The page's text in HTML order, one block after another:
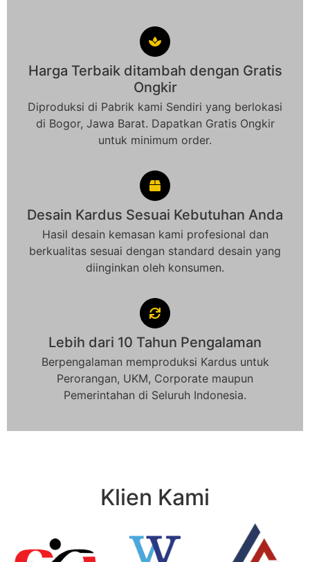
Harga Terbaik ditambah dengan Gratis
Ongkir
Diproduksi di Pabrik kami Sendiri yang berlokasi
di Bogor, Jawa Barat. Dapatkan Gratis Ongkir
untuk minimum order.
Desain Kardus Sesuai Kebutuhan Anda
Hasil desain kemasan kami profesional dan
berkualitas sesuai dengan standard desain yang
diinginkan oleh konsumen.
Lebih dari 10 Tahun Pengalaman
Berpengalaman memproduksi Kardus untuk
Perorangan, UKM, Corporate maupun
Pemerintahan di Seluruh Indonesia.
Klien Kami